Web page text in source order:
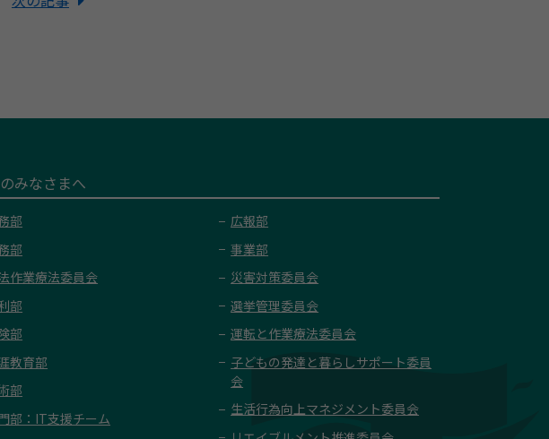
みなさまへ
部
部
作業療法委員会
部
部
教育部
部
部：IT支援チーム
広報部
事業部
災害対策委員会
選挙管理委員会
運転と作業療法委員会
子どもの発達と暮らしサポート委員
会
生活行為向上マネジメント委員会